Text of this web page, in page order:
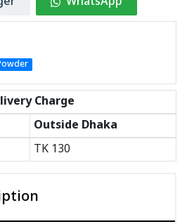
Charge
Outside Dhaka
TK 130